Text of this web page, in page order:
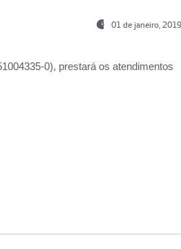
01 de janeiro, 2019
0), prestará os atendimentos